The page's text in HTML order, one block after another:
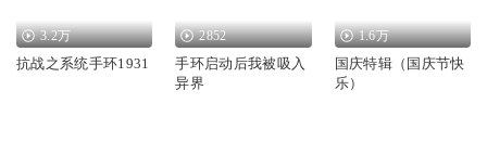
3.2万
抗战之系统手环1931
2852
手环启动后我被吸入
异界
1.6万
国庆特辑（国庆节快
乐）